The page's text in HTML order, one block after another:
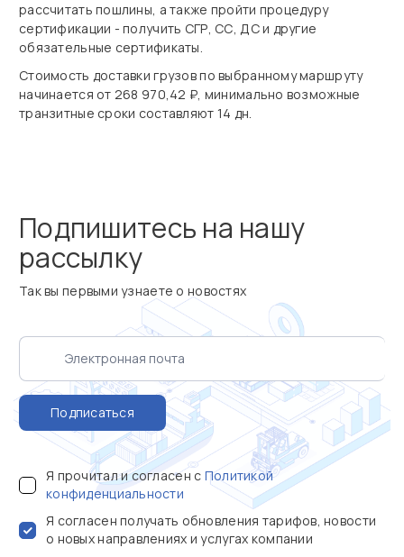
рассчитать пошлины, а также пройти процедуру
сертификации - получить СГР, СС, ДС и другие
обязательные сертификаты.
Стоимость доставки грузов по выбранному маршруту
начинается от 268 970,42 ₽, минимально возможные
транзитные сроки составляют 14 дн.
Подпишитесь на нашу
рассылку
Так вы первыми узнаете о новостях
Подписаться
Я прочитал и согласен с Политикой
конфиденциальности
Я согласен получать обновления тарифов, новости
о новых направлениях и услугах компании